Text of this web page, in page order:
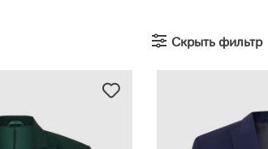
Скрыть фильтр